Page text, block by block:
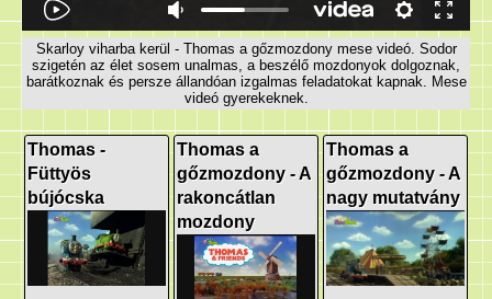
Skarloy viharba kerül - Thomas a gőzmozdony mese videó. Sodor
szigetén az élet sosem unalmas, a beszélő mozdonyok dolgoznak,
barátkoznak és persze állandóan izgalmas feladatokat kapnak. Mese
videó gyerekeknek.
Thomas -
Füttyös
bújócska
Thomas a
gőzmozdony - A
rakoncátlan
mozdony
Thomas a
gőzmozdony - A
nagy mutatvány